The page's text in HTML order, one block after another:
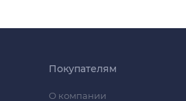
Покупателям
О компании